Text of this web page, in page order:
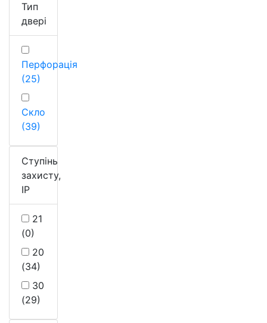
Тип
двері
Перфорація
(25)
Скло
(39)
Ступінь
захисту,
IP
21
(0)
20
(34)
30
(29)